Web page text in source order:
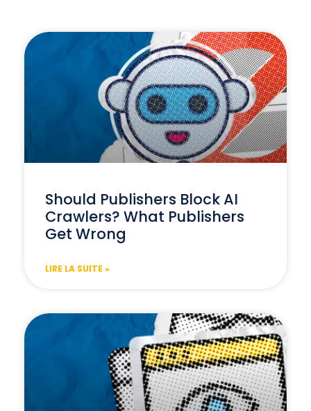
Should Publishers Block AI
Crawlers? What Publishers
Get Wrong
LIRE LA SUITE »